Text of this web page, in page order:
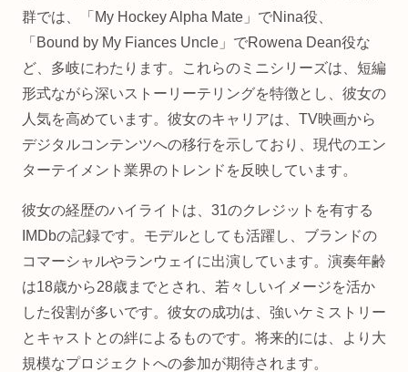
群では、「My Hockey Alpha Mate」でNina役、
「Bound by My Fiances Uncle」でRowena Dean役な
ど、多岐にわたります。これらのミニシリーズは、短編
形式ながら深いストーリーテリングを特徴とし、彼女の
人気を高めています。彼女のキャリアは、TV映画から
デジタルコンテンツへの移行を示しており、現代のエン
ターテイメント業界のトレンドを反映しています。
彼女の経歴のハイライトは、31のクレジットを有する
IMDbの記録です。モデルとしても活躍し、ブランドの
コマーシャルやランウェイに出演しています。演奏年齢
は18歳から28歳までとされ、若々しいイメージを活か
した役割が多いです。彼女の成功は、強いケミストリー
とキャストとの絆によるものです。将来的には、より大
規模なプロジェクトへの参加が期待されます。